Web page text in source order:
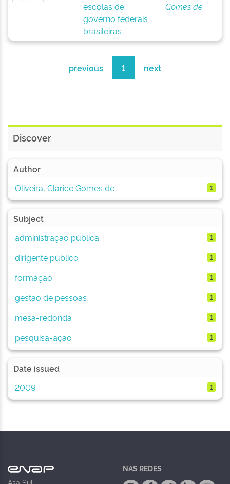
escolas de
governo federais
brasileiras
Gomes de
previous 1 next
Discover
Author
Oliveira, Clarice Gomes de
1
Subject
administração pública
1
dirigente público 1
formação 1
gestão de pessoas 1
mesa-redonda 1
pesquisa-ação 1
Date issued
2009
1
NAS REDES